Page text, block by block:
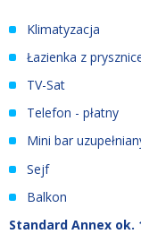
Klimatyzacja
Łazienka z
TV-Sat
Telefon - płatny
Mini bar
Sejf
Balkon
Standard Annex ok.